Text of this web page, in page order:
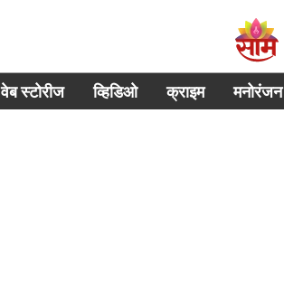
वेब स्टोरीज व्हिडिओ क्राइम मनोरंजन